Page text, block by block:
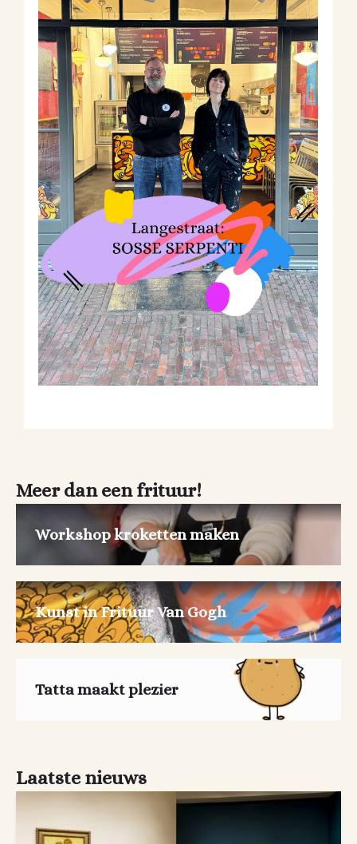
Meer dan een frituur!
Workshop kroketten maken
Kunst in Frituur Van Gogh
Tatta maakt plezier
Laatste nieuws